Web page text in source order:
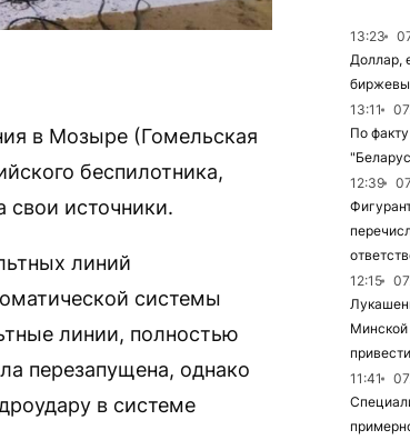
в Мозыре (Гомельская
беспилотника,
свои источники.
линий
системы
линии, полностью
перезапущена, однако
в системе
13:23
Доллар,
13:11
По
12:39
12:15
11:41